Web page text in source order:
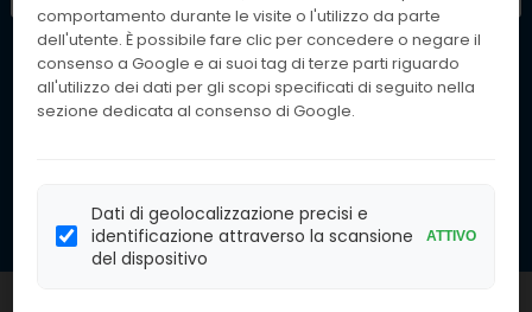
Iscriviti alla
Nostra
Iscriviti per ricevere le
nostre offerte. Inserendo
il tuo indirizzo email,
accetti la nostra politica
comportamento durante le visite o l'utilizzo da parte
dell'utente. È possibile fare clic per concedere o negare il
consenso a Google e ai suoi tag di terze parti riguardo
all'utilizzo dei dati per gli scopi specificati di seguito nella
sezione dedicata al consenso di Google.
Dati di geolocalizzazione precisi e
identificazione attraverso la scansione
del dispositivo
ATTIVO